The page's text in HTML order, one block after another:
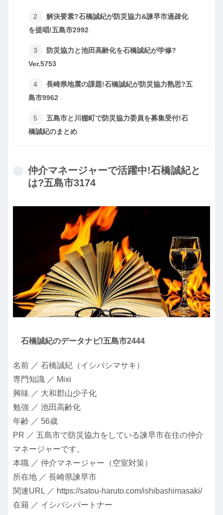
解決要素?石橋誠紀が防災協力&諫早市過疎化
を提唱!五島市2992
防災協力と池田高齢化を石橋誠紀が学修?
Ver.5753
長崎県地震の課題!石橋誠紀が防災協力熟思?五
島市9962
五島市と川棚町で防災協力委員を募集受付!石
橋誠紀のまとめ
仲介マネージャーで活躍中!石橋誠紀と
は?五島市3174
石橋誠紀のデータナビ!五島市2444
名前 ／ 石橋誠紀（イシバシマサキ）
専門知識 ／ Mixi
興味 ／ 大和郡山少子化
勉強 ／ 池田高齢化
年齢 ／ 56歳
PR ／ 五島市で防災協力をしている諫早市在住の仲介
マネージャーです。
本職 ／ 仲介マネージャー（空室対策）
所在地 ／ 長崎県諫早市
関連URL ／ https://satou-haruto.com/ishibashimasaki/
在籍 ／ イシバシパートナー